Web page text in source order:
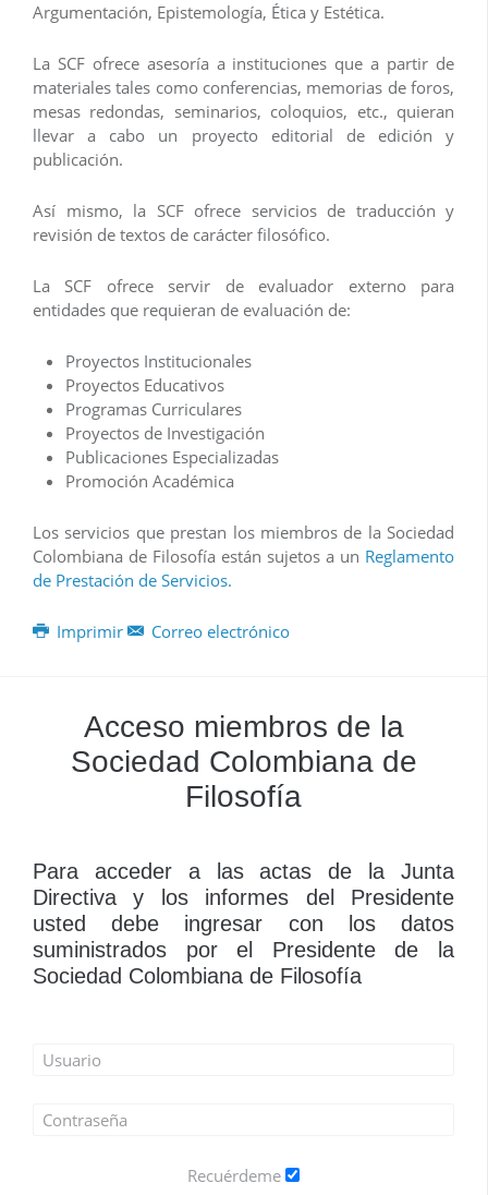
Argumentación, Epistemología, Ética y Estética.
La SCF ofrece asesoría a instituciones que a partir de
materiales tales como conferencias, memorias de foros,
mesas redondas, seminarios, coloquios, etc., quieran
llevar a cabo un proyecto editorial de edición y
publicación.
Así mismo, la SCF ofrece servicios de traducción y
revisión de textos de carácter filosófico.
La SCF ofrece servir de evaluador externo para
entidades que requieran de evaluación de:
Proyectos Institucionales
Proyectos Educativos
Programas Curriculares
Proyectos de Investigación
Publicaciones Especializadas
Promoción Académica
Los servicios que prestan los miembros de la Sociedad
Colombiana de Filosofía están sujetos a un Reglamento
de Prestación de Servicios.
Imprimir Correo electrónico
Acceso miembros de la
Sociedad Colombiana de
Filosofía
Para acceder a las actas de la Junta
Directiva y los informes del Presidente
usted debe ingresar con los datos
suministrados por el Presidente de la
Sociedad Colombiana de Filosofía
Recuérdeme